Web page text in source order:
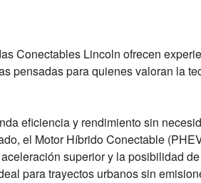
Conectables Lincoln ofrecen
pensadas para quienes valoran la
eficiencia y rendimiento sin
el Motor Híbrido Conectable
superior y la posibilidad
para trayectos urbanos sin